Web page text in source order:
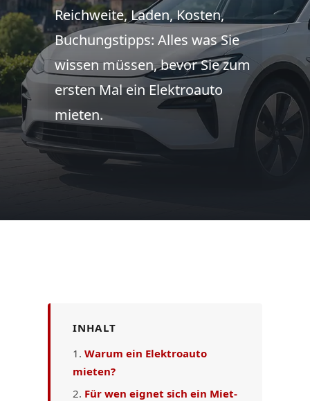
Reichweite, Laden, Kosten,
Buchungstipps: Alles was Sie
wissen müssen, bevor Sie zum
ersten Mal ein Elektroauto
mieten.
INHALT
Warum ein Elektroauto
mieten?
Für wen eignet sich ein Miet-